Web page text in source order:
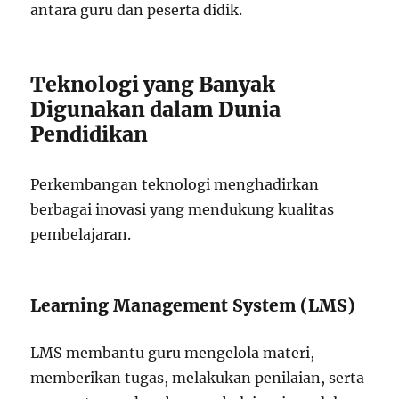
antara guru dan peserta didik.
Teknologi yang Banyak
Digunakan dalam Dunia
Pendidikan
Perkembangan teknologi menghadirkan
berbagai inovasi yang mendukung kualitas
pembelajaran.
Learning Management System (LMS)
LMS membantu guru mengelola materi,
memberikan tugas, melakukan penilaian, serta